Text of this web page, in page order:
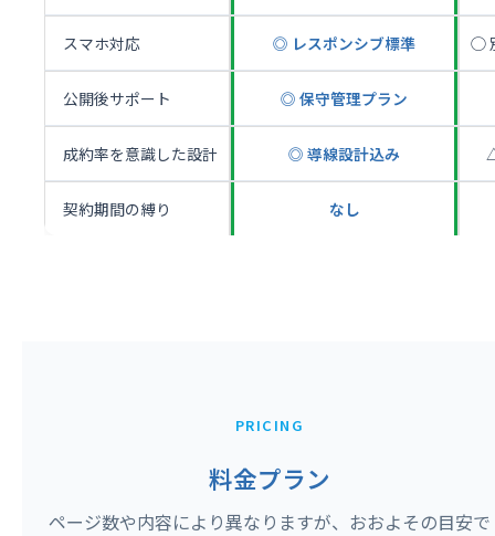
スマホ対応 ◎ レスポンシブ標準 ◯
公開後サポート ◎ 保守管理プラン
成約率を意識した設計 ◎ 導線設計込み
契約期間の縛り なし
PRICING
料金プラン
ページ数や内容により異なりますが、おおよその目安で